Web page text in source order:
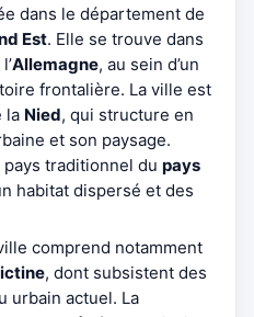
dans le département de
Est. Elle se trouve dans
Allemagne, au sein d’un
frontalière. La ville est
la Nied, qui structure en
et son paysage.
traditionnel du pays
habitat dispersé et des
comprend notamment
, dont subsistent des
urbain actuel. La